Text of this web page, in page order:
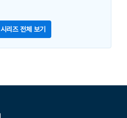
시리즈 전체 보기